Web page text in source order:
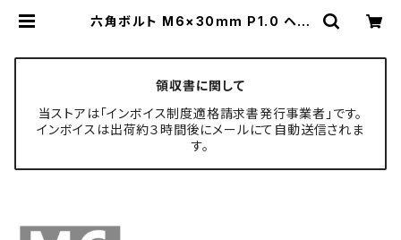
六角ボルト M6×30mm P1.0 ヘキ
CH-MASTER ボルト専門店
領収書に関して
当ストアは「インボイス制度適格請求書発行事業者」です。
インボイスは出荷約３時間後にメールにて自動送信されま
す。